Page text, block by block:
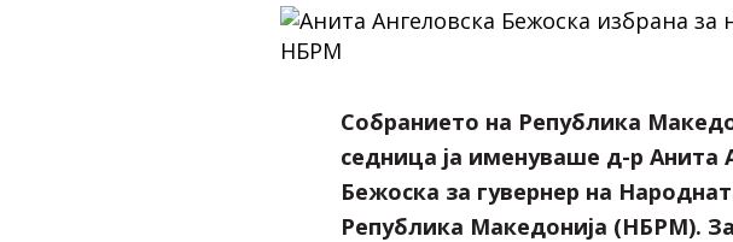
Собранието на Република
седница ја именуваше д-р Анита
Бежоска за гувернер на
Република Македонија (НБРМ).